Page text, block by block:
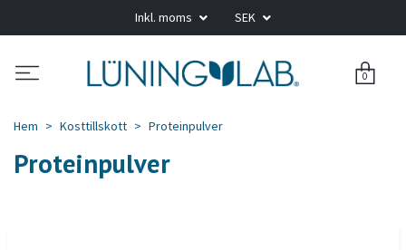
Inkl. moms SEK
0
Hem Kosttillskott Proteinpulver
Proteinpulver